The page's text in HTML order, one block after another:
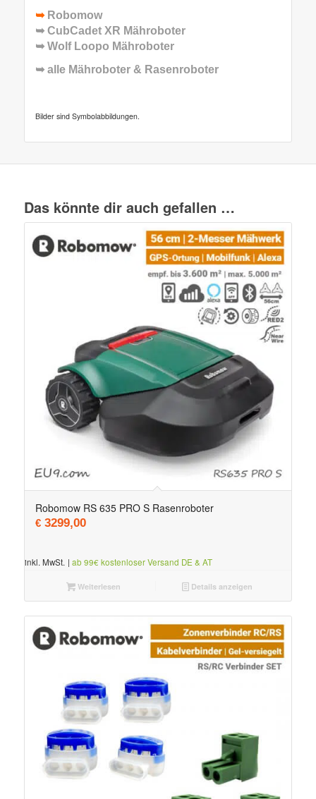
➥ Robomow
➥ CubCadet XR Mähroboter
➥ Wolf Loopo Mähroboter
➥ alle Mähroboter & Rasenroboter
Bilder sind Symbolabbildungen.
Das könnte dir auch gefallen …
5.00
Robomow RS 635 PRO S Rasenroboter
€3299,00
inkl. MwSt. | ab 99€ kostenloser Versand DE & AT
Weiterlesen Details anzeigen